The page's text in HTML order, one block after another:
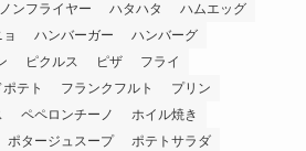
ノンフライヤー ハタハタ
ハムエッグ
ハンバーガー
ハンバーグ
ピクルス ピザ
フライ
テト フランクフルト
プリン
ペペロンチーノ
ホイル焼き
ポタージュスープ
ポテトサラダ